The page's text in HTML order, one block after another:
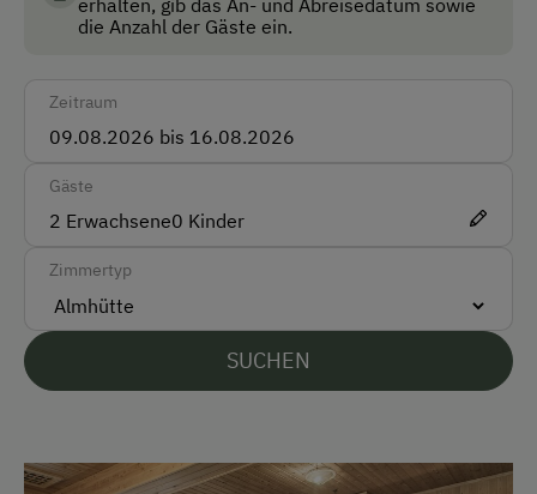
Barzahlung
Überweisung / SEPA
Englisch
Unterkunftsart
Lebensmittelqualität.
erhalten, gib das An- und Abreisedatum sowie
die Anzahl der Gäste ein.
Zeitraum
Gäste
2 Erwachsene0 Kinder
Zimmertyp
SUCHEN